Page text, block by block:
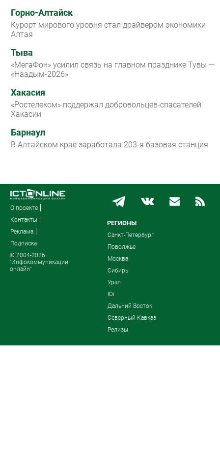
Горно-Алтайск
Курорт мирового уровня стал драйвером экономики
Алтая
Тыва
«МегаФон» усилил связь на главном празднике Тувы —
«Наадым-2026»
Хакасия
«Ростелеком» поддержал добровольцев-спасателей
Хакасии
Барнаул
В Алтайском крае заработала 203-я базовая станция
О проекте
Контакты
Реклама
Подписка
© 2004-2026
"Инфокоммуникации
онлайн"
РЕГИОНЫ
Санкт-Петербург
Поволжье
Москва
Сибирь
Урал
Юг
Дальний Восток
Северный Кавказ
Релизы